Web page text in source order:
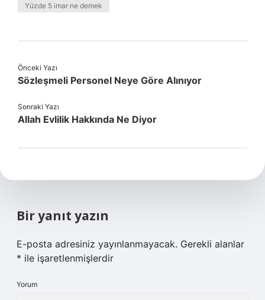
Yüzde 5 imar ne demek
Önceki Yazı
Sözleşmeli Personel Neye Göre Alınıyor
Sonraki Yazı
Allah Evlilik Hakkında Ne Diyor
Bir yanıt yazın
E-posta adresiniz yayınlanmayacak. Gerekli alanlar
* ile işaretlenmişlerdir
Yorum